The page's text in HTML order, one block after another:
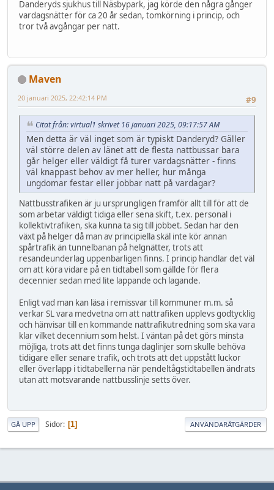
Danderyds sjukhus till Näsbypark, jag körde den några gånger
vardagsnätter för ca 20 år sedan, tomkörning i princip, och
tror två avgångar per natt.
Maven
#9
20 januari 2025, 22:42:14 PM
Citat från: virtual1 skrivet 16 januari 2025, 09:17:57 AM
Men detta är väl inget som är typiskt Danderyd? Gäller
väl större delen av länet att de flesta nattbussar bara
går helger eller väldigt få turer vardagsnätter - finns
väl knappast behov av mer heller, hur många
ungdomar festar eller jobbar natt på vardagar?
Nattbusstrafiken är ju ursprungligen framför allt till för att de
som arbetar väldigt tidiga eller sena skift, t.ex. personal i
kollektivtrafiken, ska kunna ta sig till jobbet. Sedan har den
växt på helger då man av principiella skäl inte kör annan
spårtrafik än tunnelbanan på helgnätter, trots att
resandeunderlag uppenbarligen finns. I princip handlar det väl
om att köra vidare på en tidtabell som gällde för flera
decennier sedan med lite lappande och lagande.
Enligt vad man kan läsa i remissvar till kommuner m.m. så
verkar SL vara medvetna om att nattrafiken upplevs godtycklig
och hänvisar till en kommande nattrafikutredning som ska vara
klar vilket decennium som helst. I väntan på det görs minsta
möjliga, trots att det finns tunga daglinjer som skulle behöva
tidigare eller senare trafik, och trots att det uppstått luckor
eller överlapp i tidtabellerna när pendeltågstidtabellen ändrats
utan att motsvarande nattbusslinje setts över.
GÅ UPP Sidor 1 ANVÄNDARÅTGÄRDER